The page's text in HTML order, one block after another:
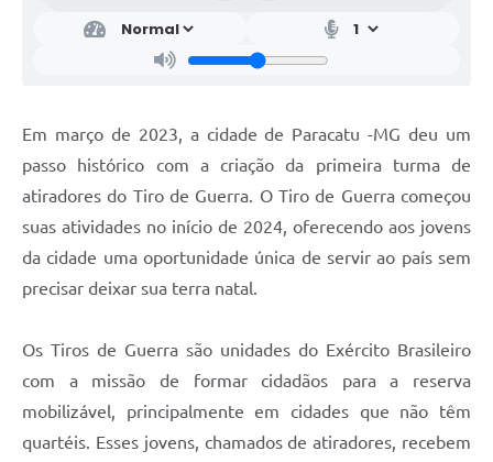
Em março de 2023, a cidade de Paracatu -MG deu um
passo histórico com a criação da primeira turma de
atiradores do Tiro de Guerra. O Tiro de Guerra começou
suas atividades no início de 2024, oferecendo aos jovens
da cidade uma oportunidade única de servir ao país sem
precisar deixar sua terra natal.
Os Tiros de Guerra são unidades do Exército Brasileiro
com a missão de formar cidadãos para a reserva
mobilizável, principalmente em cidades que não têm
quartéis. Esses jovens, chamados de atiradores, recebem